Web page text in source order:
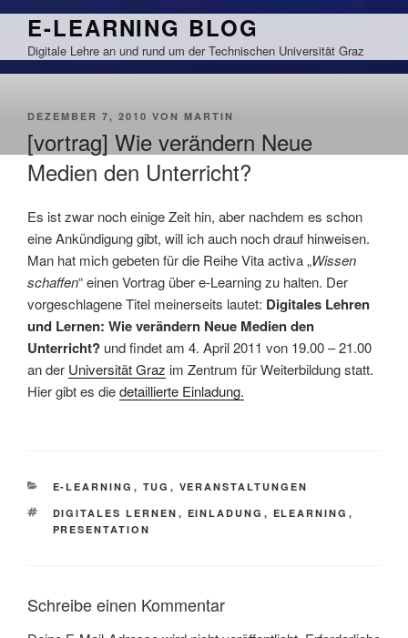
Zum
springen
E-LEARNING BLOG
Digitale Lehre an und rund um der Technischen Universität Graz
VERÖFFENTLICHT
DEZEMBER 7, 2010 VON MARTIN
[vortrag] Wie verändern Neue
Medien den Unterricht?
Es ist zwar noch einige Zeit hin, aber nachdem es schon
eine Ankündigung gibt, will ich auch noch drauf hinweisen.
Man hat mich gebeten für die Reihe Vita activa „Wissen
schaffen“ einen Vortrag über e-Learning zu halten. Der
vorgeschlagene Titel meinerseits lautet: Digitales Lehren
und Lernen: Wie verändern Neue Medien den
Unterricht? und findet am 4. April 2011 von 19.00 – 21.00
an der Universität Graz im Zentrum für Weiterbildung statt.
Hier gibt es diedetaillierte Einladung.
KATEGORIEN
E-LEARNING , TUG , VERANSTALTUNGEN
SCHLAGWÖRTER
DIGITALES LERNEN , EINLADUNG , ELEARNING ,
PRESENTATION
Schreibe einen Kommentar